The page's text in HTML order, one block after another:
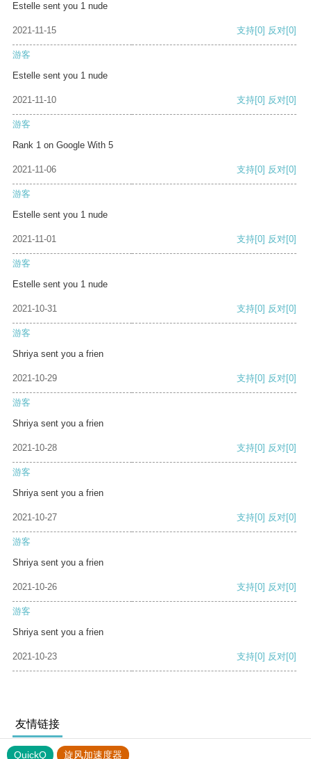
Estelle sent you 1 nude
2021-11-15 支持[0] 反对[0]
游客
Estelle sent you 1 nude
2021-11-10 支持[0] 反对[0]
游客
Rank 1 on Google With 5
2021-11-06 支持[0] 反对[0]
游客
Estelle sent you 1 nude
2021-11-01 支持[0] 反对[0]
游客
Estelle sent you 1 nude
2021-10-31 支持[0] 反对[0]
游客
Shriya sent you a frien
2021-10-29 支持[0] 反对[0]
游客
Shriya sent you a frien
2021-10-28 支持[0] 反对[0]
游客
Shriya sent you a frien
2021-10-27 支持[0] 反对[0]
游客
Shriya sent you a frien
2021-10-26 支持[0] 反对[0]
游客
Shriya sent you a frien
2021-10-23 支持[0] 反对[0]
友情链接
QuickQ 旋风加速度器